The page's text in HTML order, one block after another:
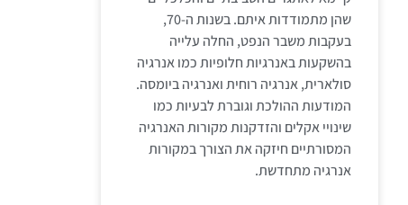
שהן מתמודדות איתם. בשנות ה-70,
בעקבות משבר הנפט, החלה עלייה
בהשקעות באנרגיות חלופיות כמו אנרגיה
סולארית, אנרגיה רוחית ואנרגיה ביומסה.
המודעות ההולכת וגוברת לבעיות כמו
שינויי אקלים והזדקנות מקורות האנרגיה
המסורתיים חיזקה את הצורך במקורות
אנרגיה מתחדשת.